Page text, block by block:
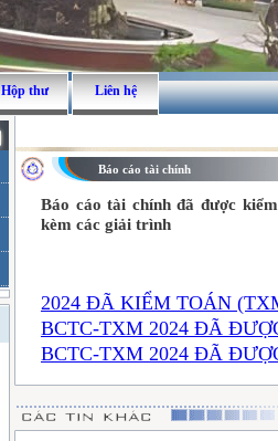
Hộp thư Liên hệ
Báo cáo tài chính
Báo cáo tài chính đã được
kèm các giải trình
2024 ĐÃ KIỂM TOÁN
BCTC-TXM 2024 ĐÃ
BCTC-TXM 2024 ĐÃ